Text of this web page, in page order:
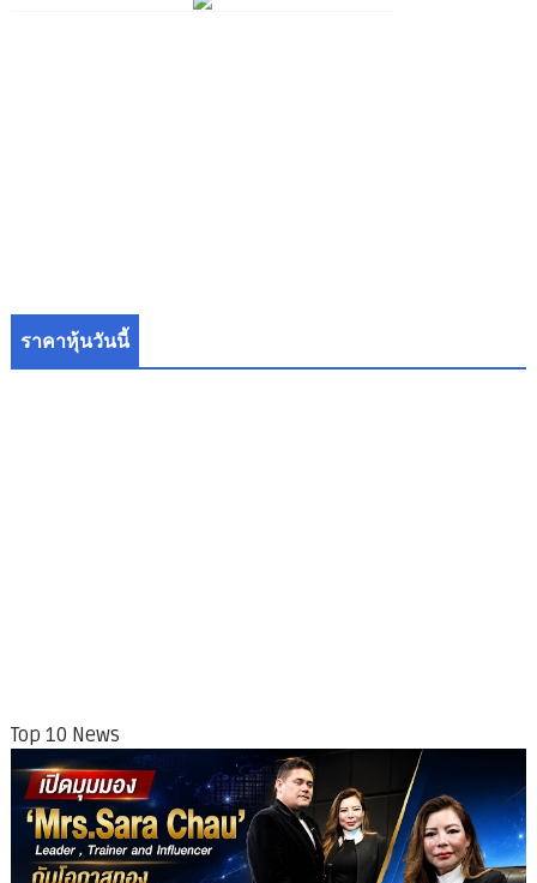
ราคาหุ้นวันนี้
Top 10 News